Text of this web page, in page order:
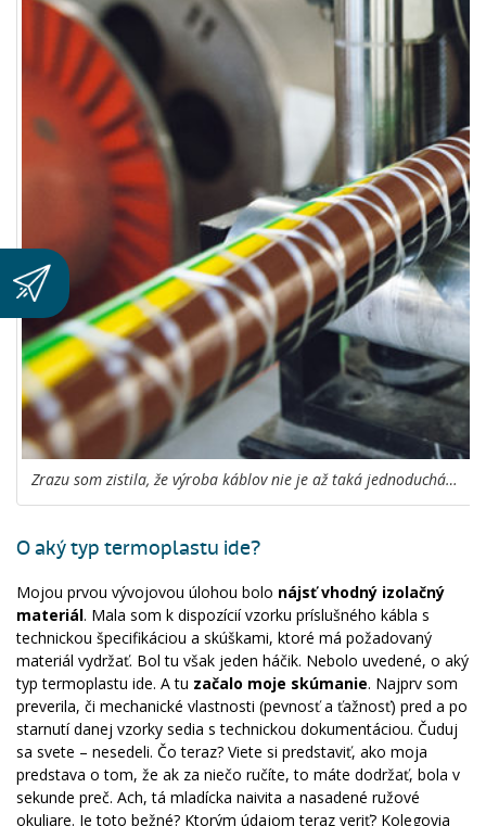
Zrazu som zistila, že výroba káblov nie je až taká jednoduchá…
O aký typ termoplastu ide?
Mojou prvou vývojovou úlohou bolo nájsť vhodný izolačný
materiál. Mala som k dispozícií vzorku príslušného kábla s
technickou špecifikáciou a skúškami, ktoré má požadovaný
materiál vydržať. Bol tu však jeden háčik. Nebolo uvedené, o aký
typ termoplastu ide. A tu začalo moje skúmanie. Najprv som
preverila, či mechanické vlastnosti (pevnosť a ťažnosť) pred a po
starnutí danej vzorky sedia s technickou dokumentáciou. Čuduj
sa svete – nesedeli. Čo teraz? Viete si predstaviť, ako moja
predstava o tom, že ak za niečo ručíte, to máte dodržať, bola v
sekunde preč. Ach, tá mladícka naivita a nasadené ružové
okuliare. Je toto bežné? Ktorým údajom teraz veriť? Kolegovia